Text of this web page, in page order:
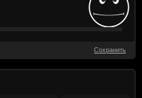
Сохранить